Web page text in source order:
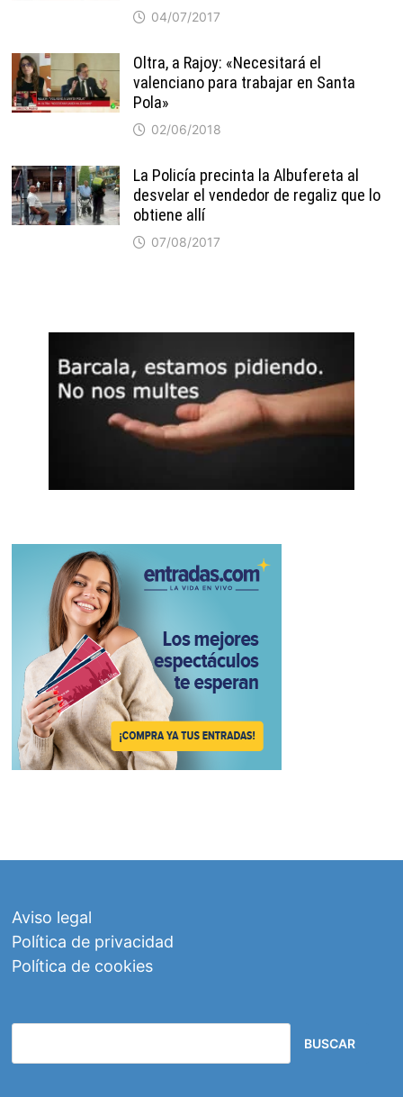
04/07/2017
Oltra, a Rajoy: «Necesitará el
valenciano para trabajar en Santa
Pola»
02/06/2018
La Policía precinta la Albufereta al
desvelar el vendedor de regaliz que lo
obtiene allí
07/08/2017
Aviso legal
Política de privacidad
Política de cookies
BUSCAR